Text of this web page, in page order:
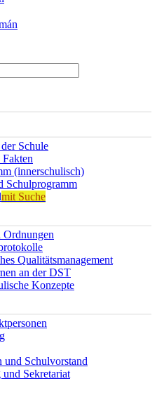
Schule
(innerschulisch)
Schulprogramm
mit Suche
Ordnungen
Qualitätsmanagement
an der DST
Konzepte
und Schulvorstand
Sekretariat